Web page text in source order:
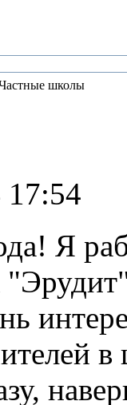
школы
17:54
Я
в